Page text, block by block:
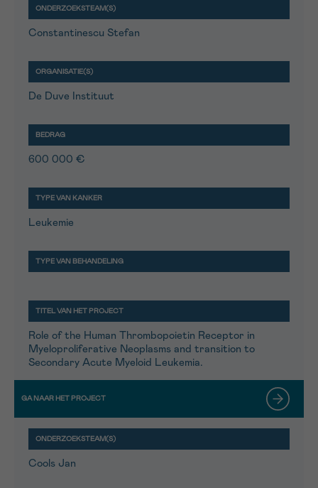
Constantinescu Stefan
De Duve Instituut
600 000 €
Leukemie
Role of the Human Thrombopoietin Receptor in
Myeloproliferative Neoplasms and transition to
Secondary Acute Myeloid Leukemia.
Cools Jan